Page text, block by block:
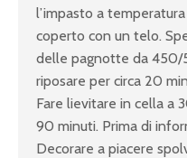
l’impasto a
coperto con un telo.
delle pagnotte da 450/
riposare per circa 20
Fare lievitare in cella a
90 minuti. Prima di
Decorare a piacere